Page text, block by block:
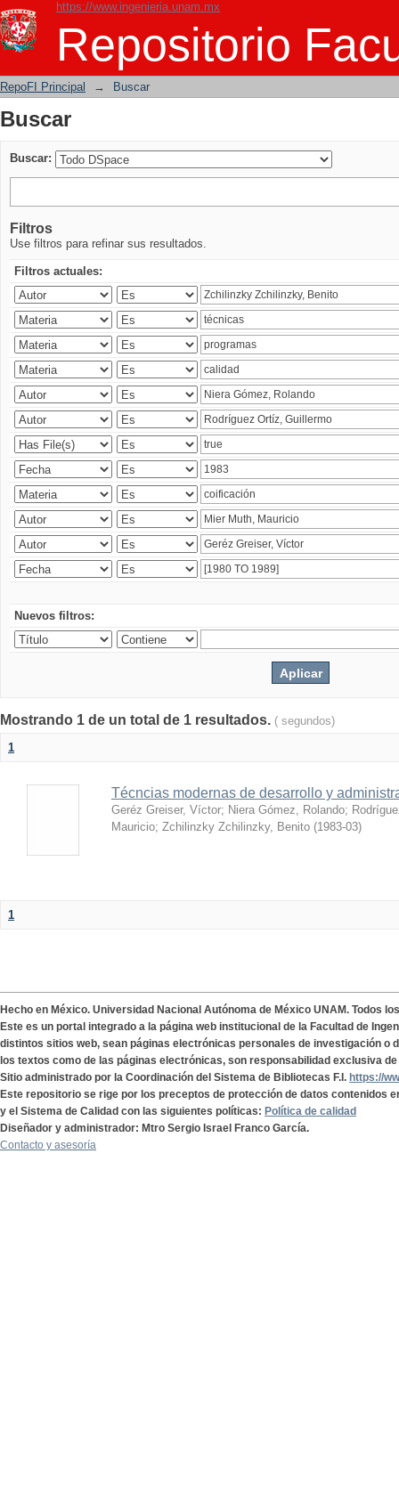
https://www.ingenieria.unam.mx
Repositorio
Buscar
RepoFI Principal → Buscar
Buscar
Buscar:
Filtros
Use filtros para refinar sus resultados.
Filtros actuales:
Nuevos filtros:
Mostrando 1 de un total de 1 resultados. ( segundos)
1
Técncias modernas de desarrollo y
Geréz Greiser, Víctor; Niera Gómez, Rolando;
Mauricio; Zchilinzky Zchilinzky, Benito (1983-03)
1
Hecho en México. Universidad Nacional Autónoma de México UNAM. Todos
Este es un portal integrado a la página web institucional de la Facultad de
distintos sitios web, sean páginas electrónicas personales de investigación o
los textos como de las páginas electrónicas, son responsabilidad exclusiva
Sitio administrado por la Coordinación del Sistema de Bibliotecas F.I. https://
Este repositorio se rige por los preceptos de protección de datos contenidos
y el Sistema de Calidad con las siguientes políticas: Política de calidad
Diseñador y administrador: Mtro Sergio Israel Franco García.
Contacto y asesoría